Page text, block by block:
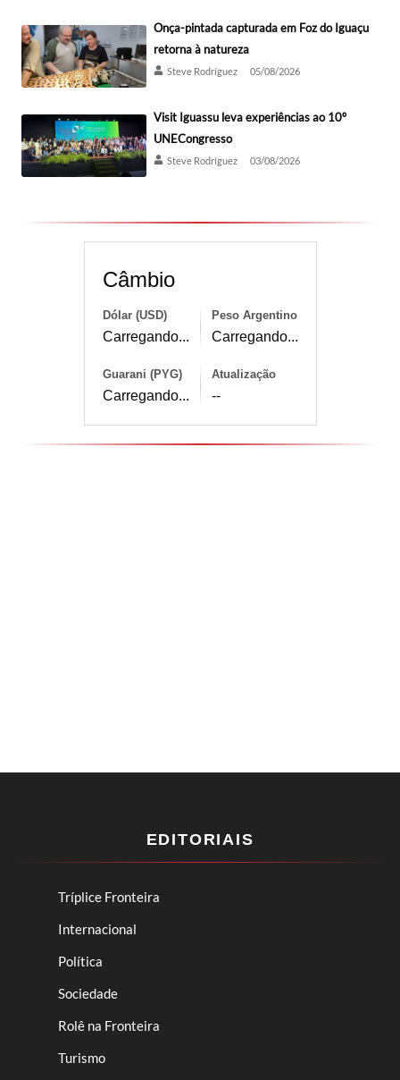
Onça-pintada capturada em Foz do Iguaçu
retorna à natureza
Steve Rodríguez 05/08/2026
Visit Iguassu leva experiências ao 10º
UNECongresso
Steve Rodríguez 03/08/2026
Câmbio
Dólar (USD)
Carregando...
Peso Argentino
Carregando...
Guarani (PYG)
Carregando...
Atualização
--
EDITORIAIS
Tríplice Fronteira
Internacional
Política
Sociedade
Rolê na Fronteira
Turismo